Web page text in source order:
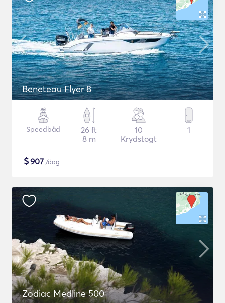
Beneteau Flyer 8
Speedbåd
26 ft
8 m
10
Krydstogt
1
$907 /dag
Zodiac Medline 500